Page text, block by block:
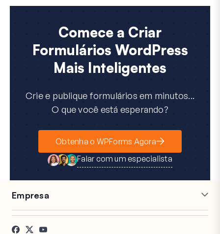
Comece a Criar
Formulários WordPress
Mais Inteligentes
Crie e publique formulários em minutos...
O que você está esperando?
Obtenha o WPForms Agora
Falar com um especialista
Empresa
Carreiras
Depoimentos
Afiliados